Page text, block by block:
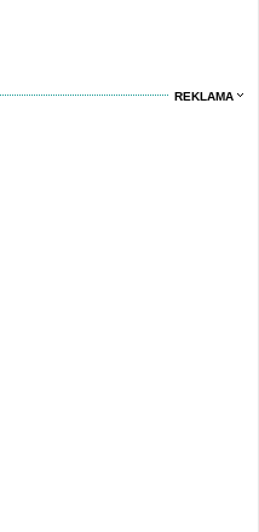
REKLAMA